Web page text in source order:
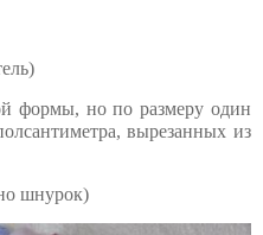
формы, но по размеру один
вырезанных из
шнурок)